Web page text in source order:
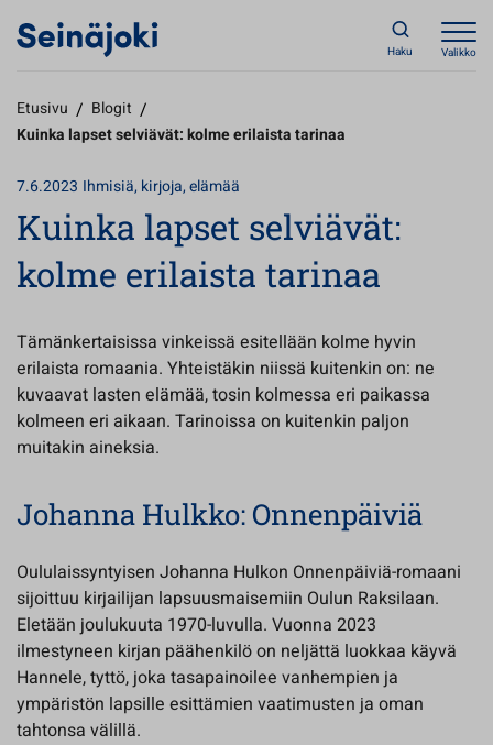
Haku Valikko
Etusivu / Blogit /
Kuinka lapset selviävät: kolme erilaista tarinaa
7.6.2023 Ihmisiä, kirjoja, elämää
Kuinka lapset selviävät:
kolme erilaista tarinaa
Tämänkertaisissa vinkeissä esitellään kolme hyvin
erilaista romaania. Yhteistäkin niissä kuitenkin on: ne
kuvaavat lasten elämää, tosin kolmessa eri paikassa
kolmeen eri aikaan. Tarinoissa on kuitenkin paljon
muitakin aineksia.
Johanna Hulkko: Onnenpäiviä
Oululaissyntyisen Johanna Hulkon Onnenpäiviä-romaani
sijoittuu kirjailijan lapsuusmaisemiin Oulun Raksilaan.
Eletään joulukuuta 1970-luvulla. Vuonna 2023
ilmestyneen kirjan päähenkilö on neljättä luokkaa käyvä
Hannele, tyttö, joka tasapainoilee vanhempien ja
ympäristön lapsille esittämien vaatimusten ja oman
tahtonsa välillä.